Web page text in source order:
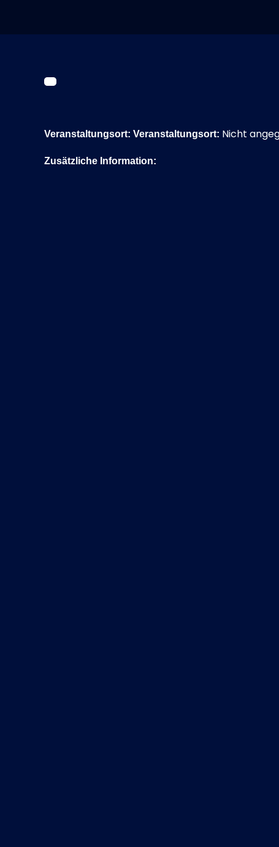
Veranstaltungsort: Veranstaltungsort: Nicht
Zusätzliche Information: